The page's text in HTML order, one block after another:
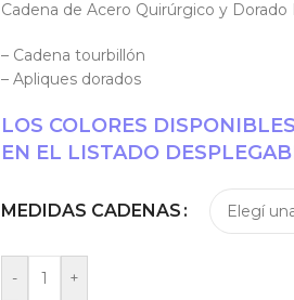
Cadena de Acero Quirúrgico y Dorado
– Cadena tourbillón
– Apliques dorados
LOS COLORES
EN EL LISTADO
MEDIDAS CADENAS
- +